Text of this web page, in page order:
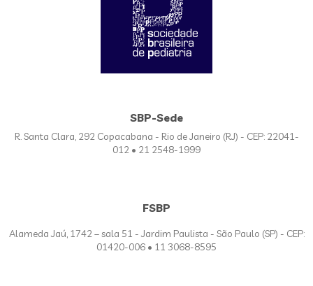
SBP-Sede
R. Santa Clara, 292 Copacabana - Rio de Janeiro (RJ) - CEP: 22041-
012 • 21 2548-1999
FSBP
Alameda Jaú, 1742 – sala 51 - Jardim Paulista - São Paulo (SP) - CEP:
01420-006 • 11 3068-8595